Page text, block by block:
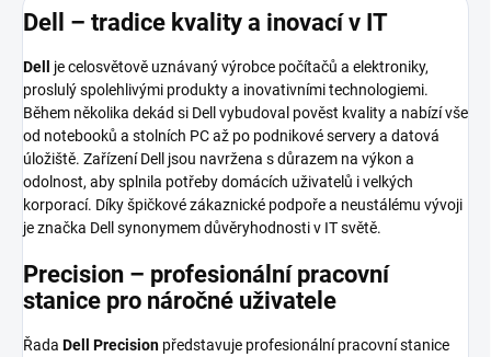
Dell – tradice kvality a inovací v IT
Dell
je celosvětově uznávaný výrobce počítačů a elektroniky,
proslulý spolehlivými produkty a inovativními technologiemi.
Během několika dekád si Dell vybudoval pověst kvality a nabízí vše
od notebooků a stolních PC až po podnikové servery a datová
úložiště. Zařízení Dell jsou navržena s důrazem na výkon a
odolnost, aby splnila potřeby domácích uživatelů i velkých
korporací. Díky špičkové zákaznické podpoře a neustálému vývoji
je značka Dell synonymem důvěryhodnosti v IT světě.
Precision – profesionální pracovní
stanice pro náročné uživatele
Řada Dell Precision představuje profesionální pracovní stanice